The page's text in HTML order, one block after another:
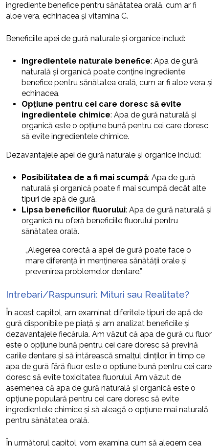
ingrediente benefice pentru sănătatea orală, cum ar fi
aloe vera, echinacea și vitamina C.
Beneficiile apei de gură naturale și organice includ:
Ingredientele naturale benefice: Apa de gură
naturală și organică poate conține ingrediente
benefice pentru sănătatea orală, cum ar fi aloe vera și
echinacea.
Opțiune pentru cei care doresc să evite
ingredientele chimice: Apa de gură naturală și
organică este o opțiune bună pentru cei care doresc
să evite ingredientele chimice.
Dezavantajele apei de gură naturale și organice includ:
Posibilitatea de a fi mai scumpă: Apa de gură
naturală și organică poate fi mai scumpă decât alte
tipuri de apă de gură.
Lipsa beneficiilor fluorului: Apa de gură naturală și
organică nu oferă beneficiile fluorului pentru
sănătatea orală.
„Alegerea corectă a apei de gură poate face o
mare diferență în menținerea sănătății orale și
prevenirea problemelor dentare.”
Intrebari/Raspunsuri: Mituri sau Realitate?
În acest capitol, am examinat diferitele tipuri de apă de
gură disponibile pe piață și am analizat beneficiile și
dezavantajele fiecăruia. Am văzut că apa de gură cu fluor
este o opțiune bună pentru cei care doresc să prevină
cariile dentare și să întărească smalțul dinților, în timp ce
apa de gură fără fluor este o opțiune bună pentru cei care
doresc să evite toxicitatea fluorului. Am văzut de
asemenea că apa de gură naturală și organică este o
opțiune populară pentru cei care doresc să evite
ingredientele chimice și să aleagă o opțiune mai naturală
pentru sănătatea orală.
În următorul capitol, vom examina cum să alegem cea